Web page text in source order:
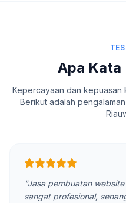
Apa Kata
Kepercayaan dan kepuasan
Berikut adalah
"Jasa pembuatan
sangat profesional,